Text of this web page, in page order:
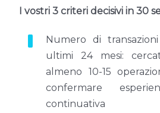
I vostri 3 criteri decisivi in 30
Numero di
ultimi 24 mesi:
almeno 10-15
confermare
continuativa